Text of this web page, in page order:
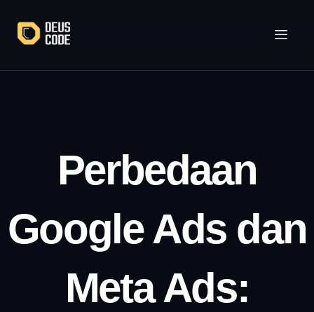
konten
Perbedaan
Google Ads dan
Meta Ads: